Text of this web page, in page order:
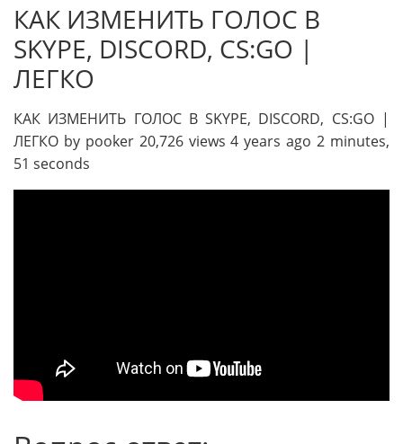
КАК ИЗМЕНИТЬ ГОЛОС В
SKYPE, DISCORD, CS:GO |
ЛЕГКО
КАК ИЗМЕНИТЬ ГОЛОС В SKYPE, DISCORD, CS:GO |
ЛЕГКО by pooker 20,726 views 4 years ago 2 minutes,
51 seconds